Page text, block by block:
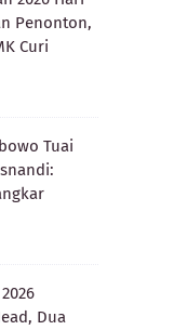
Penonton,
Curi
Tuai
Dua